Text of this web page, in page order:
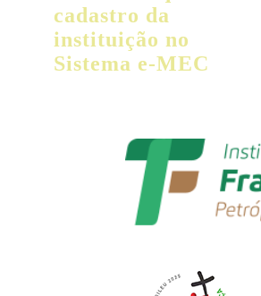
cadastro da
instituição no
Sistema e-MEC